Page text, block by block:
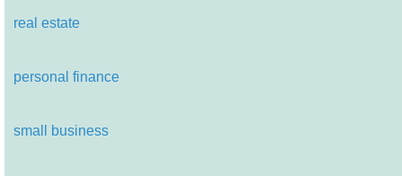
real estate
personal finance
small business